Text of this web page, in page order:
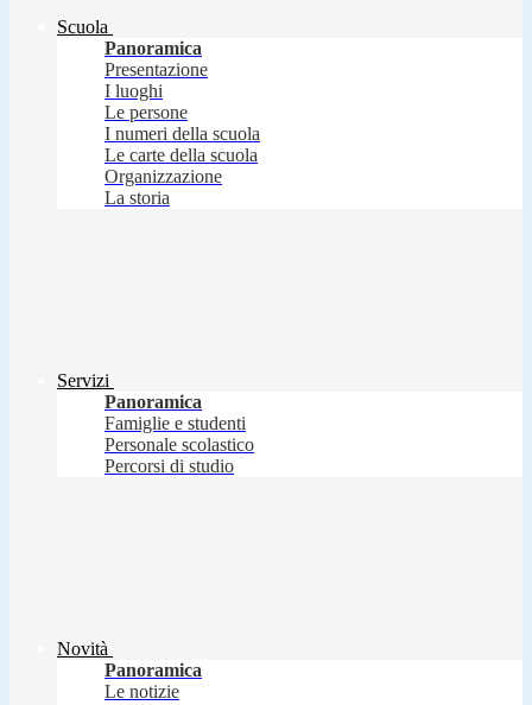
Scuola
Panoramica
Presentazione
I luoghi
Le persone
I numeri della scuola
Le carte della scuola
Organizzazione
La storia
Servizi
Panoramica
Famiglie e studenti
Personale scolastico
Percorsi di studio
Novità
Panoramica
Le notizie